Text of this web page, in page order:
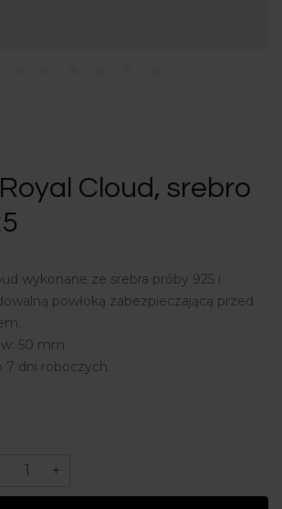
Cloud, srebro
wykonane ze srebra próby 925 i
powłoką zabezpieczającą przed
50 mm
7 dni roboczych.
+